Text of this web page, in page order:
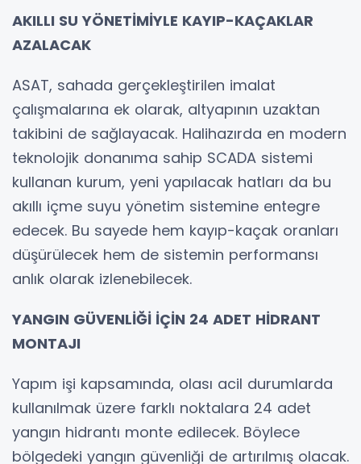
AKILLI SU YÖNETİMİYLE KAYIP-KAÇAKLAR
AZALACAK
ASAT, sahada gerçekleştirilen imalat
çalışmalarına ek olarak, altyapının uzaktan
takibini de sağlayacak. Halihazırda en modern
teknolojik donanıma sahip SCADA sistemi
kullanan kurum, yeni yapılacak hatları da bu
akıllı içme suyu yönetim sistemine entegre
edecek. Bu sayede hem kayıp-kaçak oranları
düşürülecek hem de sistemin performansı
anlık olarak izlenebilecek.
YANGIN GÜVENLİĞİ İÇİN 24 ADET HİDRANT
MONTAJI
Yapım işi kapsamında, olası acil durumlarda
kullanılmak üzere farklı noktalara 24 adet
yangın hidrantı monte edilecek. Böylece
bölgedeki yangın güvenliği de artırılmış olacak.